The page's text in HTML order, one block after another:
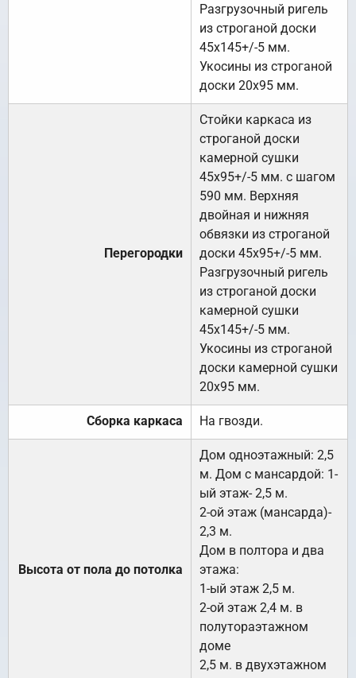
Разгрузочный ригель
из строганой доски
45х145+/-5 мм.
Укосины из строганой
доски 20х95 мм.
Перегородки
Стойки каркаса из
строганой доски
камерной сушки
45х95+/-5 мм. с шагом
590 мм. Верхняя
двойная и нижняя
обвязки из строганой
доски 45х95+/-5 мм.
Разгрузочный ригель
из строганой доски
камерной сушки
45х145+/-5 мм.
Укосины из строганой
доски камерной сушки
20х95 мм.
Сборка каркаса На гвозди.
Высота от пола до потолка
Дом одноэтажный: 2,5
м. Дом с мансардой: 1-
ый этаж- 2,5 м.
2-ой этаж (мансарда)-
2,3 м.
Дом в полтора и два
этажа:
1-ый этаж 2,5 м.
2-ой этаж 2,4 м. в
полутораэтажном
доме
2,5 м. в двухэтажном